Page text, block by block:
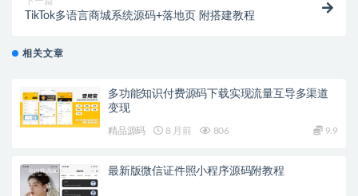
TikTok多语言商城系统源码+落地页 附搭建教程
相关文章
多功能知识付费源码下载实现流量互导多渠道
变现
精品源码 8 月前 806 9.9
最新版微信证件照小程序源码附教程